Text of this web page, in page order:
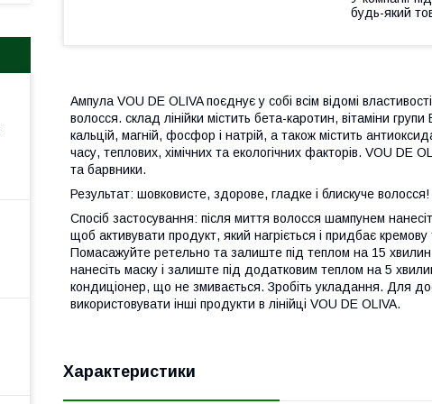
будь-який
Ампула VOU DE OLIVA поєднує у собі всім відомі
волосся. склад лінійки містить бета-каротин, вітаміни
кальцій, магній, фосфор і натрій, а також містить
часу, теплових, хімічних та екологічних факторів. VOU DE
та барвники.
Результат: шовковисте, здорове, гладке і блискуче
Спосіб застосування: після миття волосся шампунем
щоб активувати продукт, який нагріється і придбає
Помасажуйте ретельно та залиште під теплом на 15
нанесіть маску і залиште під додатковим теплом на 5
кондиціонер, що не змивається. Зробіть укладання. Для
використовувати інші продукти в лінійці VOU DE OLIVA.
Характеристики